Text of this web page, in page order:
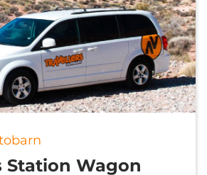
Station Wagon